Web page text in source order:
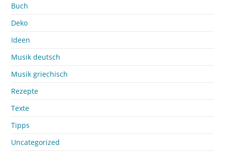
Buch
Deko
Ideen
Musik deutsch
Musik griechisch
Rezepte
Texte
Tipps
Uncategorized